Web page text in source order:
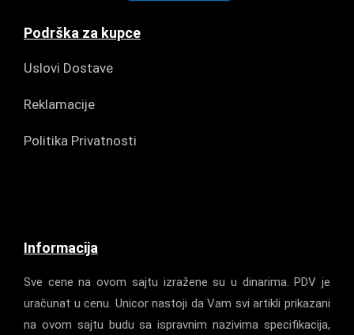
Podrška za kupce
Uslovi Dostave
Reklamacije
Politika Privatnosti
Informacija
Sve cene na ovom sajtu izražene su u dinarima. PDV je
uračunat u cenu. Unicor nastoji da Vam svi artikli prikazani
na ovom sajtu budu sa ispravnim nazivima specifikacija,